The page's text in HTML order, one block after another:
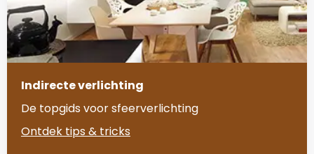
Indirecte verlichting
De topgids voor sfeerverlichting
Ontdek tips & tricks